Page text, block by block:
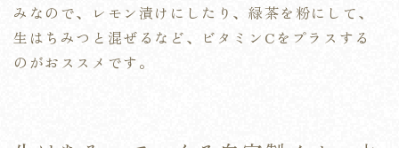
みなので、レモン漬けにしたり、緑茶を粉にして、
生はちみつと混ぜるなど、ビタミンCをプラスする
のがおススメです。